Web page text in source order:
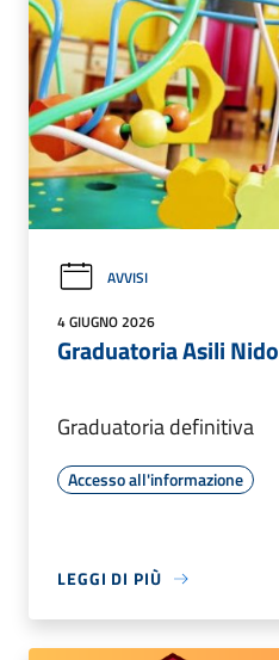
AVVISI
4 GIUGNO 2026
Graduatoria Asili Nido
Graduatoria definitiva
Accesso all'informazione
LEGGI DI PIÙ